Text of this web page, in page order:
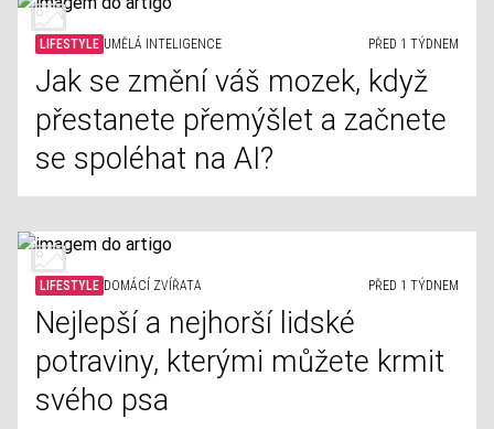
LIFESTYLE UMĚLÁ INTELIGENCE PŘED 1 TÝDNEM
Jak se změní váš mozek, když
přestanete přemýšlet a začnete
se spoléhat na AI?
LIFESTYLE DOMÁCÍ ZVÍŘATA PŘED 1 TÝDNEM
Nejlepší a nejhorší lidské
potraviny, kterými můžete krmit
svého psa